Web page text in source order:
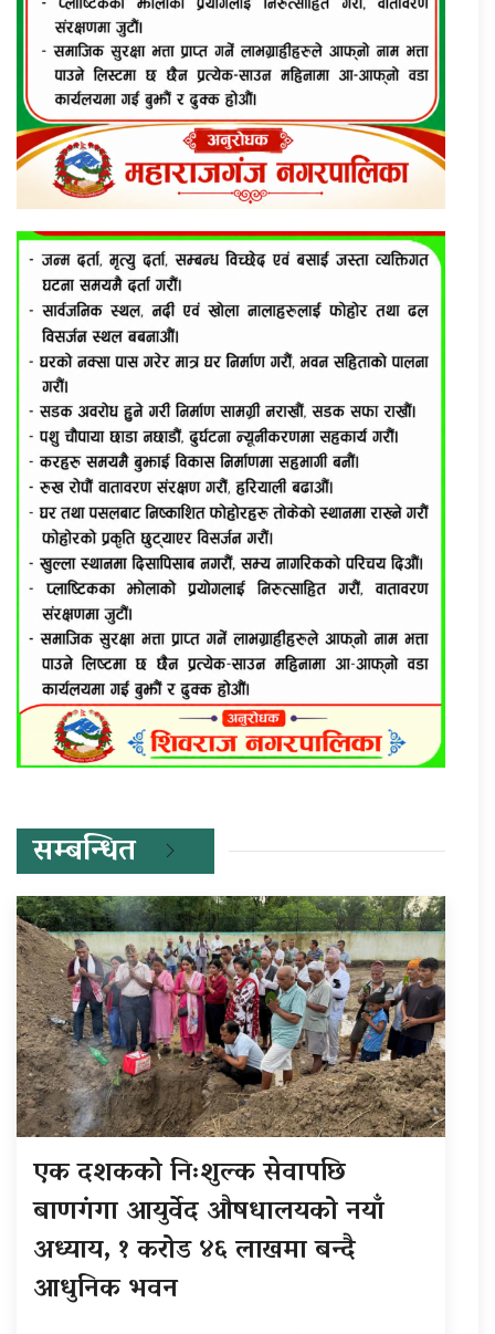
सम्बन्धित
एक दशकको निःशुल्क सेवापछि
बाणगंगा आयुर्वेद औषधालयको नयाँ
अध्याय, १ करोड ४६ लाखमा बन्दै
आधुनिक भवन